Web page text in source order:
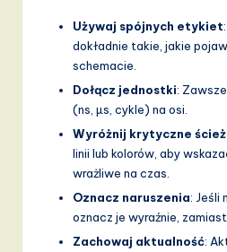
Używaj spójnych etykiet
dokładnie takie, jakie
schemacie.
Dołącz jednostki:
(ns, µs, cykle) na osi.
Wyróżnij krytyczne
linii lub kolorów, aby
wrażliwe na czas.
Oznacz naruszenia: Jeśli
oznacz je wyraźnie,
Zachowaj aktualność: